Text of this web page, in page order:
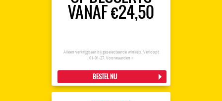
VANAF €24,50
Alleen verkrijgbaar bij geselecteerde winkels. Verloopt
01-01-27. Voorwaarden >
BESTEL NU